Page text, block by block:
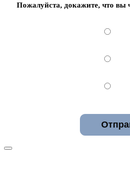
Пожалуйста, докажите, что вы